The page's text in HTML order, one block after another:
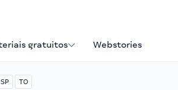
gratuitos Webstories
SP TO